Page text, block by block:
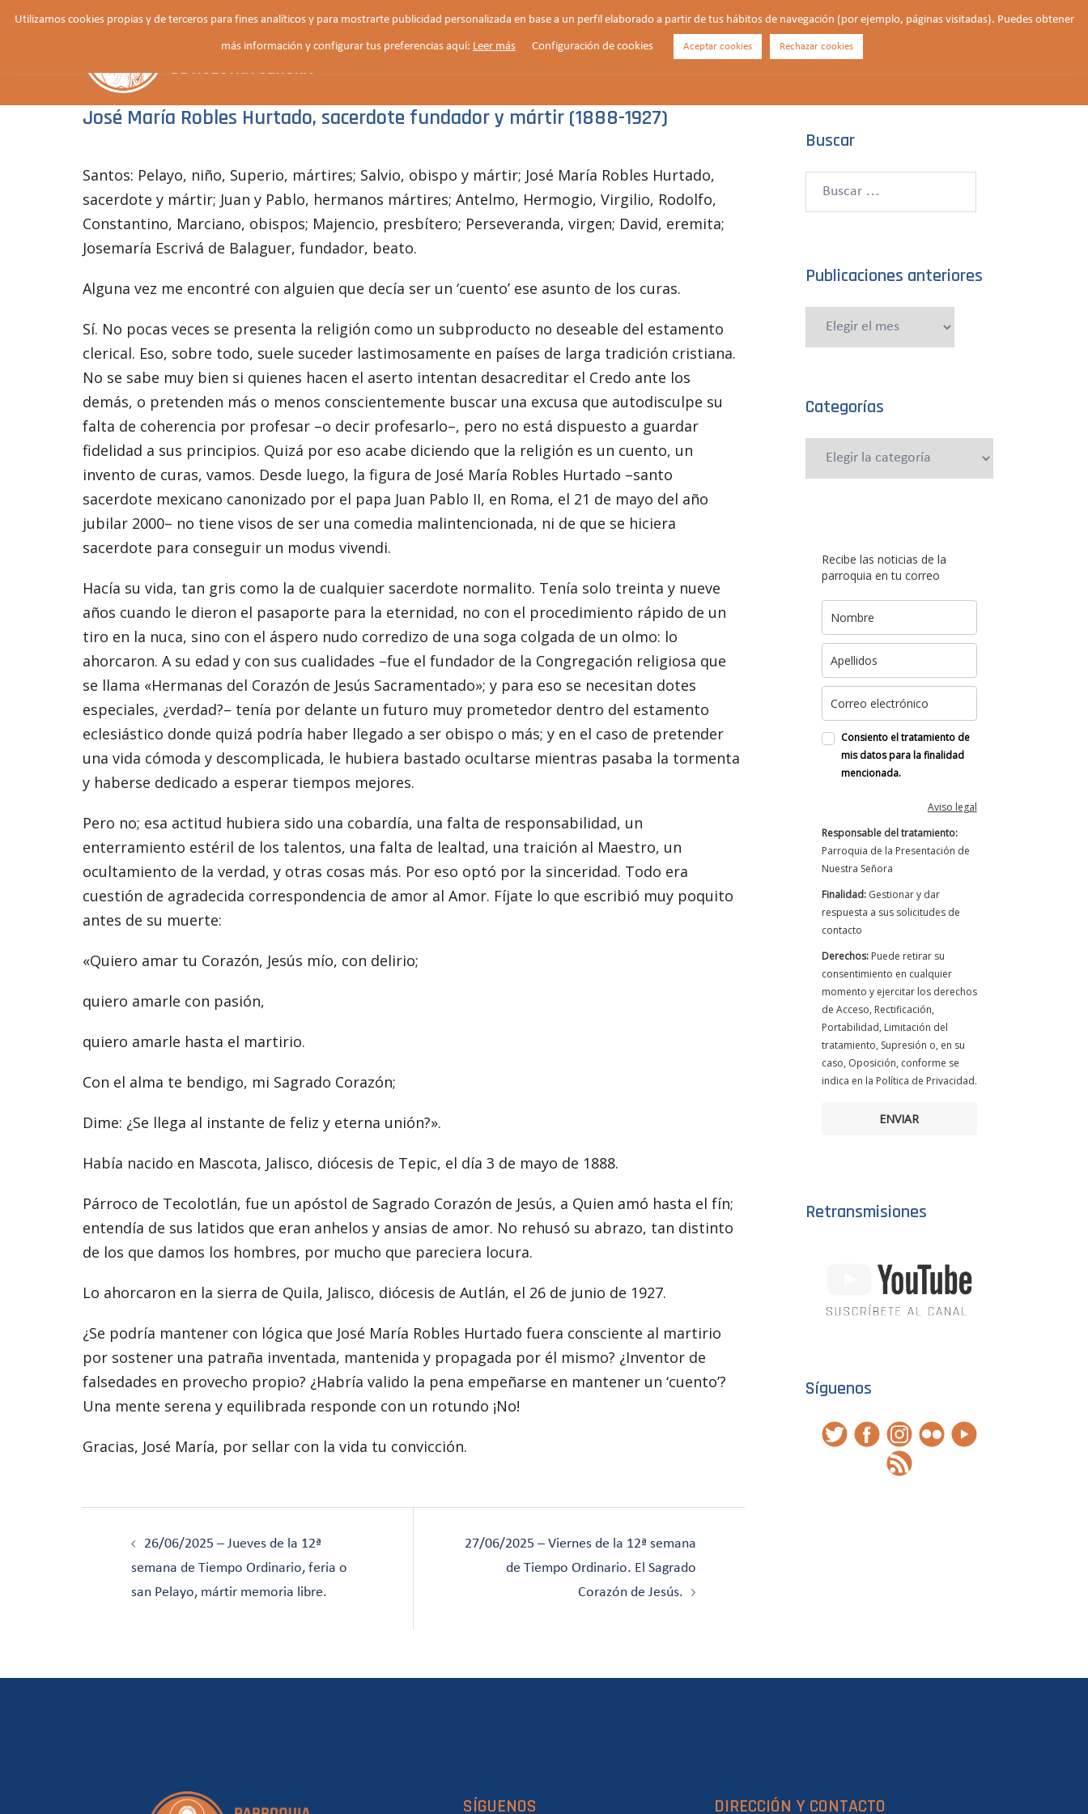
Saltar
HORARIOS VIDA PARROQUIAL NOTICIAS ¿QUIÉNES SOMOS?
José María Robles Hurtado, sacerdote fundador y mártir (1888-1927)
Santos: Pelayo, niño, Superio, mártires; Salvio, obispo y mártir; José María Robles Hurtado,
sacerdote y mártir; Juan y Pablo, hermanos mártires; Antelmo, Hermogio, Virgilio, Rodolfo,
Constantino, Marciano, obispos; Majencio, presbítero; Perseveranda, virgen; David, eremita;
Josemaría Escrivá de Balaguer, fundador, beato.
Alguna vez me encontré con alguien que decía ser un ‘cuento’ ese asunto de los curas.
Sí. No pocas veces se presenta la religión como un subproducto no deseable del estamento
clerical. Eso, sobre todo, suele suceder lastimosamente en países de larga tradición cristiana.
No se sabe muy bien si quienes hacen el aserto intentan desacreditar el Credo ante los
demás, o pretenden más o menos conscientemente buscar una excusa que autodisculpe su
falta de coherencia por profesar –o decir profesarlo–, pero no está dispuesto a guardar
fidelidad a sus principios. Quizá por eso acabe diciendo que la religión es un cuento, un
invento de curas, vamos. Desde luego, la figura de José María Robles Hurtado –santo
sacerdote mexicano canonizado por el papa Juan Pablo II, en Roma, el 21 de mayo del año
jubilar 2000– no tiene visos de ser una comedia malintencionada, ni de que se hiciera
sacerdote para conseguir un modus vivendi.
Hacía su vida, tan gris como la de cualquier sacerdote normalito. Tenía solo treinta y nueve
años cuando le dieron el pasaporte para la eternidad, no con el procedimiento rápido de un
tiro en la nuca, sino con el áspero nudo corredizo de una soga colgada de un olmo: lo
ahorcaron. A su edad y con sus cualidades –fue el fundador de la Congregación religiosa que
se llama «Hermanas del Corazón de Jesús Sacramentado»; y para eso se necesitan dotes
especiales, ¿verdad?– tenía por delante un futuro muy prometedor dentro del estamento
eclesiástico donde quizá podría haber llegado a ser obispo o más; y en el caso de pretender
una vida cómoda y descomplicada, le hubiera bastado ocultarse mientras pasaba la tormenta
y haberse dedicado a esperar tiempos mejores.
Pero no; esa actitud hubiera sido una cobardía, una falta de responsabilidad, un
enterramiento estéril de los talentos, una falta de lealtad, una traición al Maestro, un
ocultamiento de la verdad, y otras cosas más. Por eso optó por la sinceridad. Todo era
cuestión de agradecida correspondencia de amor al Amor. Fíjate lo que escribió muy poquito
antes de su muerte:
«Quiero amar tu Corazón, Jesús mío, con delirio;
quiero amarle con pasión,
quiero amarle hasta el martirio.
Con el alma te bendigo, mi Sagrado Corazón;
Dime: ¿Se llega al instante de feliz y eterna unión?».
Había nacido en Mascota, Jalisco, diócesis de Tepic, el día 3 de mayo de 1888.
Párroco de Tecolotlán, fue un apóstol de Sagrado Corazón de Jesús, a Quien amó hasta el fín;
entendía de sus latidos que eran anhelos y ansias de amor. No rehusó su abrazo, tan distinto
de los que damos los hombres, por mucho que pareciera locura.
Lo ahorcaron en la sierra de Quila, Jalisco, diócesis de Autlán, el 26 de junio de 1927.
¿Se podría mantener con lógica que José María Robles Hurtado fuera consciente al martirio
por sostener una patraña inventada, mantenida y propagada por él mismo? ¿Inventor de
falsedades en provecho propio? ¿Habría valido la pena empeñarse en mantener un ‘cuento’?
Una mente serena y equilibrada responde con un rotundo ¡No!
Gracias, José María, por sellar con la vida tu convicción.
entradas
26/06/2025 – Jueves de la 12ª
semana de Tiempo Ordinario, feria o
san Pelayo, mártir memoria libre.
27/06/2025 – Viernes de la 12ª semana
de Tiempo Ordinario. El Sagrado
Corazón de Jesús.
Buscar
Buscar:
Publicaciones anteriores
Publicaciones
Categorías
Categorías
Recibe las noticias de la
parroquia en tu correo
Consiento el tratamiento de
mis datos para la finalidad
mencionada.
Aviso legal
Responsable del tratamiento:
Parroquia de la Presentación de
Nuestra Señora
Finalidad:Gestionar y dar
respuesta a sus solicitudes de
contacto
Derechos:Puede retirar su
consentimiento en cualquier
momento y ejercitar los derechos
de Acceso, Rectificación,
Portabilidad, Limitación del
tratamiento, Supresión o, en su
caso, Oposición, conforme se
indica en la Política de Privacidad.
ENVIAR
Retransmisiones
Síguenos
SÍGUENOS DIRECCIÓN Y CONTACTO
Utilizamos cookies propias y de terceros para fines analíticos y para mostrarte publicidad personalizada en base a un perfil elaborado a partir de tus hábitos de navegación (por ejemplo, páginas visitadas). Puedes obtener
más información y configurar tus preferencias aquí: Leer más Configuración de cookies Aceptar cookies Rechazar cookies